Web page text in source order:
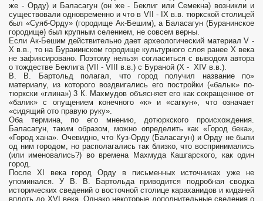
же - Орду) и Баласагун (он же - Беклиг или Семекна) возникли и
существовали одновременно и что в VII - IX в.в. тюркской столицей
был «Суяб-Орду» (го­родище Ак-Бешим), а Баласагун (Буранинское
городище) был крупным селением, не совсем верны.
Если Ак-Бешим действительно дает археологический материал V -
X в.в., то на Бураиинском городище культурного слоя ранее X века
не зафиксировано. Поэтому нельзя согласиться с выводом ав­тора
о тождестве Беклига (VII - VIII в.в.) с Бураной (X - XIV в.в.).
В. В. Бартольд полагал, что город получил название по»
материалу, из которого воздвигались его постройки («балык» по-
тюркски «глина») 3 К. Махмудов объясняет его как сокращенное от
«балик» с опущением конечного «к» и «сагкун», что означает
«сидящий ото правую руку».
Оба термина, по его мнению, дотюркского происхождения.
Баласагун, таким образом, можно определить как «Город бека»,
«Город хана». Очевидно, что Куз-Орду (Баласагун) и Орду не были
од­ ним городом, но располагались так близко, что восприни­мались
(или именовались?) во времена Махмуда Кашгарского, как один
город.
После XI века город Орду в письменных источниках уже не
упоминался. У В. В. Бартольда приводится подробная сводка
истори­ческих сведений о восточной столице караханидов и киданей
вплоть до XVI века. Однако некоторые дополнительные сведения о